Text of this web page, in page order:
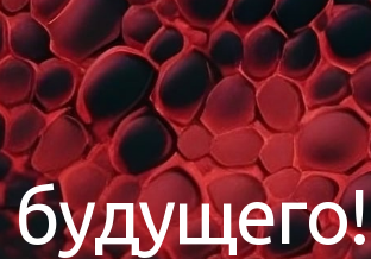
будущего!